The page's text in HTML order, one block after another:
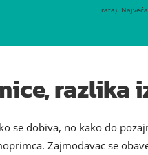
rata).
razlika
se dobiva, no kako do
Zajmodavac se